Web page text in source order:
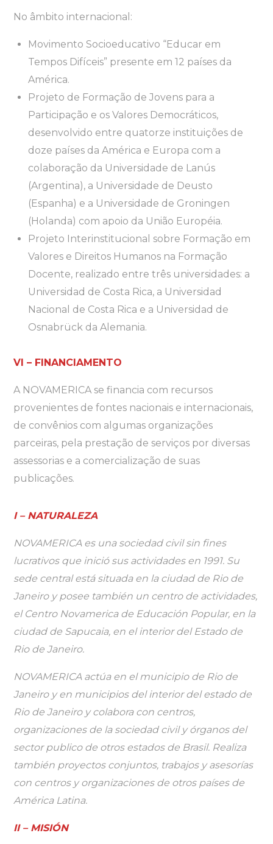
No âmbito internacional:
Movimento Socioeducativo “Educar em
Tempos Difíceis” presente em 12 países da
América.
Projeto de Formação de Jovens para a
Participação e os Valores Democráticos,
desenvolvido entre quatorze instituições de
doze países da América e Europa com a
colaboração da Universidade de Lanús
(Argentina), a Universidade de Deusto
(Espanha) e a Universidade de Groningen
(Holanda) com apoio da União Européia.
Projeto Interinstitucional sobre Formação em
Valores e Direitos Humanos na Formação
Docente, realizado entre três universidades: a
Universidad de Costa Rica, a Universidad
Nacional de Costa Rica e a Universidad de
Osnabrück da Alemania.
VI – FINANCIAMENTO
A NOVAMERICA se financia com recursos
provenientes de fontes nacionais e internacionais,
de convênios com algumas organizações
parceiras, pela prestação de serviços por diversas
assessorias e a comercialização de suas
publicações.
I – NATURALEZA
NOVAMERICA es una sociedad civil sin fines
lucrativos que inició sus actividades en 1991. Su
sede central está situada en la ciudad de Rio de
Janeiro y posee también un centro de actividades,
el Centro Novamerica de Educación Popular, en la
ciudad de Sapucaia, en el interior del Estado de
Rio de Janeiro.
NOVAMERICA actúa en el municipio de Rio de
Janeiro y en municipios del interior del estado de
Rio de Janeiro y colabora con centros,
organizaciones de la sociedad civil y órganos del
sector publico de otros estados de Brasil. Realiza
también proyectos conjuntos, trabajos y asesorías
con centros y organizaciones de otros países de
América Latina.
II – MISIÓN